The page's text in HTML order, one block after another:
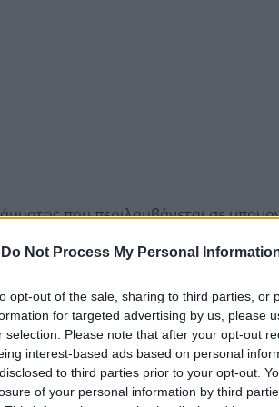
Do Not Process My Personal
opt-out of the sale, sharing to third parties, or
for targeted advertising by us, please
selection. Please note that after your opt-out
interest-based ads based on personal
to third parties prior to your opt-out.
of your personal information by third
που περιλαμβάνεται σε
Στόχος του προγράμματος είναι
πολιτών με αναπηρία.
με πιστοποιημένο ποσοστό
την αγορά smartphone που